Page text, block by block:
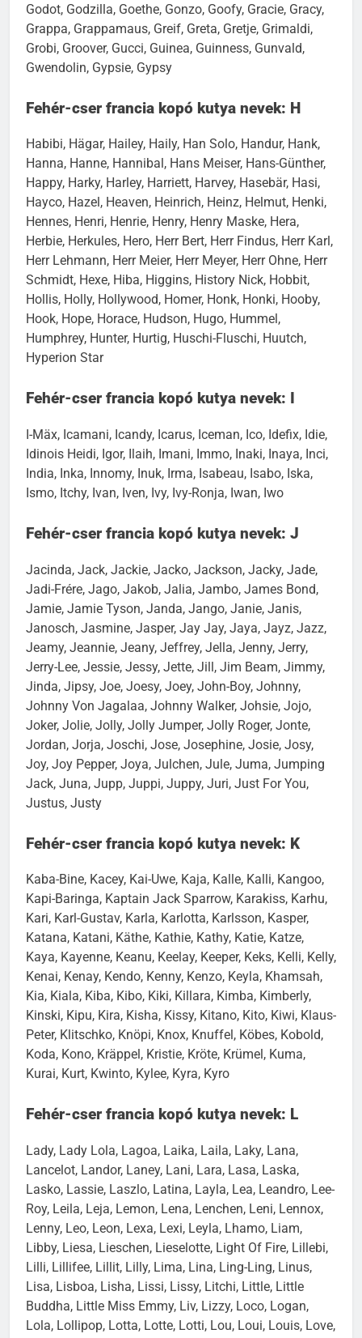
Godot, Godzilla, Goethe, Gonzo, Goofy, Gracie, Gracy,
Grappa, Grappamaus, Greif, Greta, Gretje, Grimaldi,
Grobi, Groover, Gucci, Guinea, Guinness, Gunvald,
Gwendolin, Gypsie, Gypsy
Fehér-cser francia kopó kutya nevek: H
Habibi, Hägar, Hailey, Haily, Han Solo, Handur, Hank,
Hanna, Hanne, Hannibal, Hans Meiser, Hans-Günther,
Happy, Harky, Harley, Harriett, Harvey, Hasebär, Hasi,
Hayco, Hazel, Heaven, Heinrich, Heinz, Helmut, Henki,
Hennes, Henri, Henrie, Henry, Henry Maske, Hera,
Herbie, Herkules, Hero, Herr Bert, Herr Findus, Herr Karl,
Herr Lehmann, Herr Meier, Herr Meyer, Herr Ohne, Herr
Schmidt, Hexe, Hiba, Higgins, History Nick, Hobbit,
Hollis, Holly, Hollywood, Homer, Honk, Honki, Hooby,
Hook, Hope, Horace, Hudson, Hugo, Hummel,
Humphrey, Hunter, Hurtig, Huschi-Fluschi, Huutch,
Hyperion Star
Fehér-cser francia kopó kutya nevek: I
I-Mäx, Icamani, Icandy, Icarus, Iceman, Ico, Idefix, Idie,
Idinois Heidi, Igor, Ilaih, Imani, Immo, Inaki, Inaya, Inci,
India, Inka, Innomy, Inuk, Irma, Isabeau, Isabo, Iska,
Ismo, Itchy, Ivan, Iven, Ivy, Ivy-Ronja, Iwan, Iwo
Fehér-cser francia kopó kutya nevek: J
Jacinda, Jack, Jackie, Jacko, Jackson, Jacky, Jade,
Jadi-Frére, Jago, Jakob, Jalia, Jambo, James Bond,
Jamie, Jamie Tyson, Janda, Jango, Janie, Janis,
Janosch, Jasmine, Jasper, Jay Jay, Jaya, Jayz, Jazz,
Jeamy, Jeannie, Jeany, Jeffrey, Jella, Jenny, Jerry,
Jerry-Lee, Jessie, Jessy, Jette, Jill, Jim Beam, Jimmy,
Jinda, Jipsy, Joe, Joesy, Joey, John-Boy, Johnny,
Johnny Von Jagalaa, Johnny Walker, Johsie, Jojo,
Joker, Jolie, Jolly, Jolly Jumper, Jolly Roger, Jonte,
Jordan, Jorja, Joschi, Jose, Josephine, Josie, Josy,
Joy, Joy Pepper, Joya, Julchen, Jule, Juma, Jumping
Jack, Juna, Jupp, Juppi, Juppy, Juri, Just For You,
Justus, Justy
Fehér-cser francia kopó kutya nevek: K
Kaba-Bine, Kacey, Kai-Uwe, Kaja, Kalle, Kalli, Kangoo,
Kapi-Baringa, Kaptain Jack Sparrow, Karakiss, Karhu,
Kari, Karl-Gustav, Karla, Karlotta, Karlsson, Kasper,
Katana, Katani, Käthe, Kathie, Kathy, Katie, Katze,
Kaya, Kayenne, Keanu, Keelay, Keeper, Keks, Kelli, Kelly,
Kenai, Kenay, Kendo, Kenny, Kenzo, Keyla, Khamsah,
Kia, Kiala, Kiba, Kibo, Kiki, Killara, Kimba, Kimberly,
Kinski, Kipu, Kira, Kisha, Kissy, Kitano, Kito, Kiwi, Klaus-
Peter, Klitschko, Knöpi, Knox, Knuffel, Köbes, Kobold,
Koda, Kono, Kräppel, Kristie, Kröte, Krümel, Kuma,
Kurai, Kurt, Kwinto, Kylee, Kyra, Kyro
Fehér-cser francia kopó kutya nevek: L
Lady, Lady Lola, Lagoa, Laika, Laila, Laky, Lana,
Lancelot, Landor, Laney, Lani, Lara, Lasa, Laska,
Lasko, Lassie, Laszlo, Latina, Layla, Lea, Leandro, Lee-
Roy, Leila, Leja, Lemon, Lena, Lenchen, Leni, Lennox,
Lenny, Leo, Leon, Lexa, Lexi, Leyla, Lhamo, Liam,
Libby, Liesa, Lieschen, Lieselotte, Light Of Fire, Lillebi,
Lilli, Lillifee, Lillit, Lilly, Lima, Lina, Ling-Ling, Linus,
Lisa, Lisboa, Lisha, Lissi, Lissy, Litchi, Little, Little
Buddha, Little Miss Emmy, Liv, Lizzy, Loco, Logan,
Lola, Lollipop, Lotta, Lotte, Lotti, Lou, Loui, Louis, Love,